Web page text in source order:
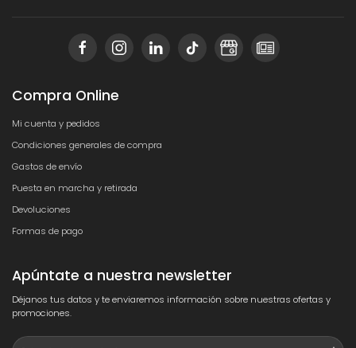
Compra Online
Mi cuenta y pedidos
Condiciones generales de compra
Gastos de envío
Puesta en marcha y retirada
Devoluciones
Formas de pago
Apúntate a nuestra newsletter
Déjanos tus datos y te enviaremos información sobre nuestras ofertas y
promociones.